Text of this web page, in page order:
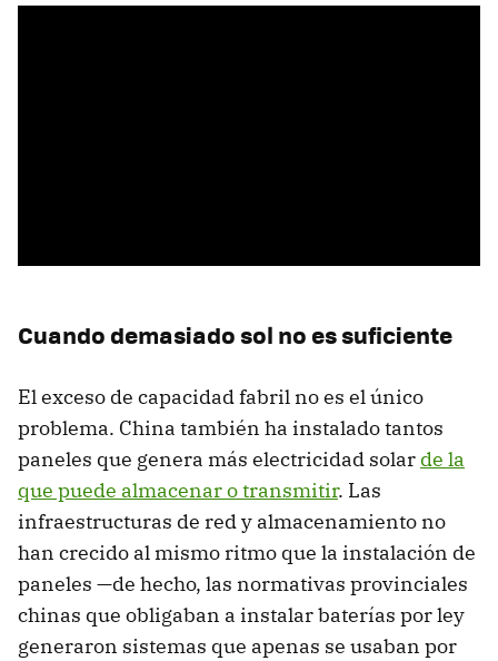
Cuando demasiado sol no es suficiente
El exceso de capacidad fabril no es el único
problema. China también ha instalado tantos
paneles que genera más electricidad solar de la
que puede almacenar o transmitir. Las
infraestructuras de red y almacenamiento no
han crecido al mismo ritmo que la instalación de
paneles —de hecho, las normativas provinciales
chinas que obligaban a instalar baterías por ley
generaron sistemas que apenas se usaban por